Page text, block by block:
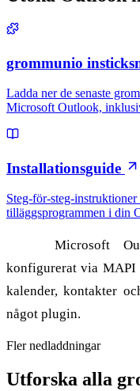
grommunio
Ladda ner de senaste
Microsoft Outlook,
Installationsguide
Steg-för-steg-
tilläggsprogrammen i din
Microsoft
konfigurerat via MAPI
kalender, kontakter
något plugin.
Fler nedladdningar
Utforska alla